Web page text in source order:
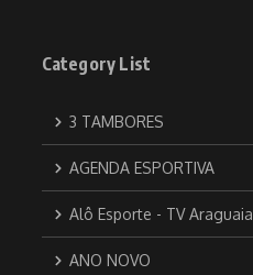
Category List
3 TAMBORES
AGENDA ESPORTIVA
Alô Esporte - TV Araguaia
ANO NOVO